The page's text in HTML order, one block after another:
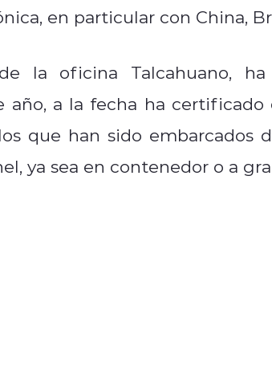
en particular con China,
la oficina Talcahuano, ha
año, a la fecha ha
que han sido embarcados
ya sea en contenedor o a